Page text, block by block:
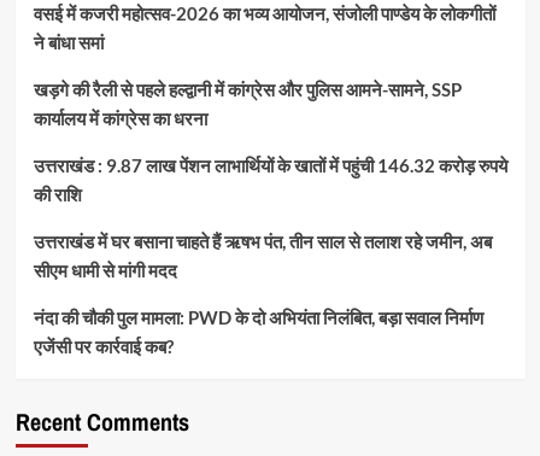
वसई में कजरी महोत्सव-2026 का भव्य आयोजन, संजोली पाण्डेय के लोकगीतों
ने बांधा समां
खड़गे की रैली से पहले हल्द्वानी में कांग्रेस और पुलिस आमने-सामने, SSP
कार्यालय में कांग्रेस का धरना
उत्तराखंड : 9.87 लाख पेंशन लाभार्थियों के खातों में पहुंची 146.32 करोड़ रुपये
की राशि
उत्तराखंड में घर बसाना चाहते हैं ऋषभ पंत, तीन साल से तलाश रहे जमीन, अब
सीएम धामी से मांगी मदद
नंदा की चौकी पुल मामला: PWD के दो अभियंता निलंबित, बड़ा सवाल निर्माण
एजेंसी पर कार्रवाई कब?
Recent Comments